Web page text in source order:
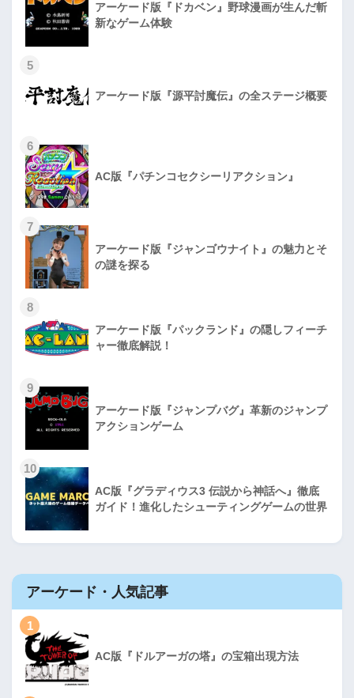
アーケード版『ドカベン』野球漫画が生んだ斬
新なゲーム体験
5
アーケード版『源平討魔伝』の全ステージ概要
6
AC版『パチンコセクシーリアクション』
7
アーケード版『ジャンゴウナイト』の魅力とそ
の謎を探る
8
アーケード版『パックランド』の隠しフィーチ
ャー徹底解説！
9
アーケード版『ジャンプバグ』革新のジャンプ
アクションゲーム
10
AC版『グラディウス3 伝説から神話へ』徹底
ガイド！進化したシューティングゲームの世界
アーケード・人気記事
1
AC版『ドルアーガの塔』の宝箱出現方法